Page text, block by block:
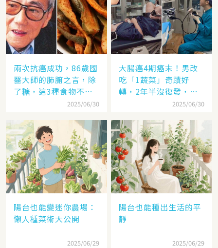
兩次抗癌成功，86歲國
醫大師的肺腑之言，除
了糖，這3種食物不要
2025/06/30
大腸癌4期癌末！男改
吃「1蔬菜」奇蹟好
轉，2年半沒復發，抗
癌飲食秘訣曝光2025/06/30
陽台也能變迷你農場：
懶人種菜術大公開
2025/06/29
陽台也能種出生活的平
靜
2025/06/29